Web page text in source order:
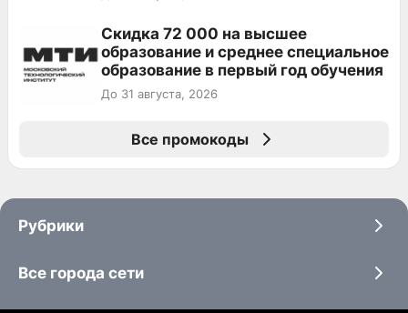
Скидка 72 000 на высшее
образование и среднее специальное
образование в первый год обучения
До 31 августа, 2026
Все промокоды
Рубрики
Все города сети